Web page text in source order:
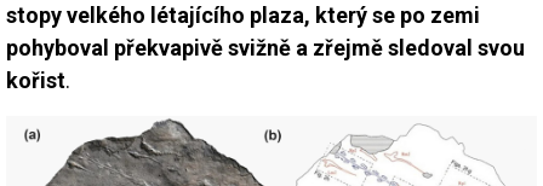
stopy velkého létajícího plaza, který se po zemi
pohyboval překvapivě svižně a zřejmě sledoval svou
kořist.
Image